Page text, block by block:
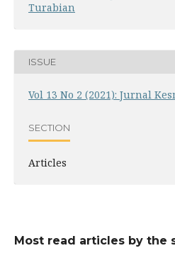
Turabian
ISSUE
Vol 13 No 2 (2021): Jurnal
SECTION
Articles
Most read articles by the